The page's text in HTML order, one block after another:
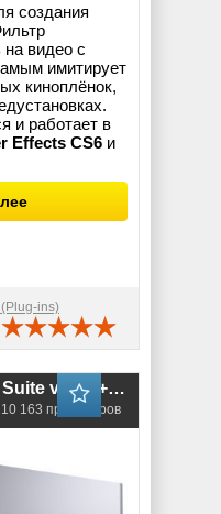
создания
на видео с
имитирует
киноплёнок,
и работает в
Effects CS6 и
ins)
Red Giant - Trapcode Suite v12.1 + Presets
163 просмотров